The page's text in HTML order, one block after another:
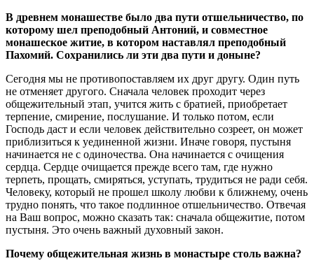
В древнем монашестве было два пути отшельничество, по
которому шел преподобный Антоний, и совместное
монашеское житие, в котором наставлял преподобный
Пахомий. Сохранились ли эти два пути и доныне?
Сегодня мы не противопоставляем их друг другу. Один путь
не отменяет другого. Сначала человек проходит через
общежительный этап, учится жить с братией, приобретает
терпение, смирение, послушание. И только потом, если
Господь даст и если человек действительно созреет, он может
приблизиться к уединенной жизни. Иначе говоря, пустыня
начинается не с одиночества. Она начинается с очищения
сердца. Сердце очищается прежде всего там, где нужно
терпеть, прощать, смиряться, уступать, трудиться не ради себя.
Человеку, который не прошел школу любви к ближнему, очень
трудно понять, что такое подлинное отшельничество. Отвечая
на Ваш вопрос, можно сказать так: сначала общежитие, потом
пустыня. Это очень важный духовный закон.
Почему общежительная жизнь в монастыре столь важна?